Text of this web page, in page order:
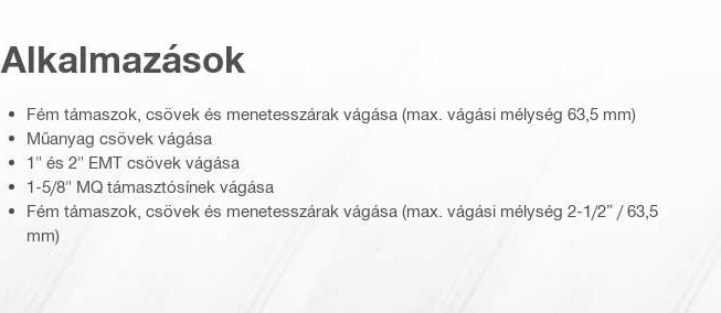
Alkalmazások
Fém támaszok, csövek és menetesszárak vágása (max. vágási mélység 63,5 mm)
Műanyag csövek vágása
1" és 2" EMT csövek vágása
1-5/8" MQ támasztósínek vágása
Fém támaszok, csövek és menetesszárak vágása (max. vágási mélység 2-1/2” / 63,5
mm)